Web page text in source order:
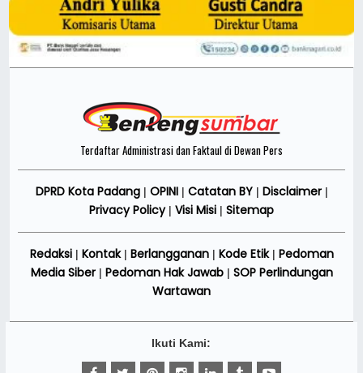
Terdaftar Administrasi dan Faktaul di Dewan Pers
DPRD Kota Padang| OPINI Catatan BY| Disclaimer|
Privacy Policy| Visi Misi Sitemap
Redaksi| Kontak| Berlangganan| Kode Etik| Pedoman
Media Siber| Pedoman Hak Jawab| SOP Perlindungan
Wartawan
Ikuti Kami: